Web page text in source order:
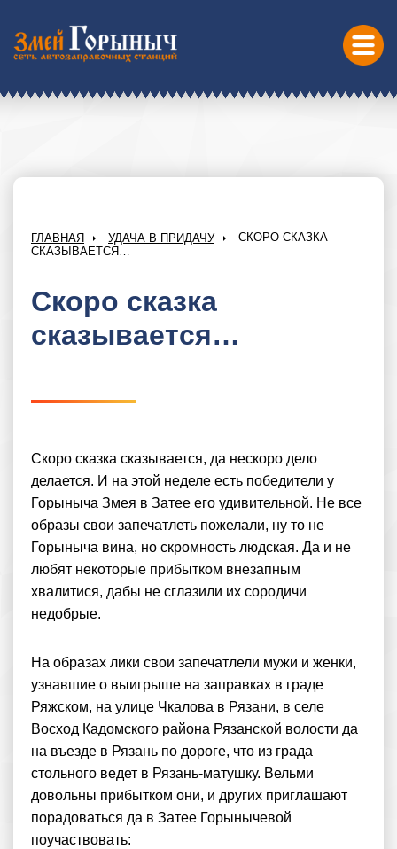
ГЛАВНАЯ УДАЧА В ПРИДАЧУ
СКОРО СКАЗКА
СКАЗЫВАЕТСЯ…
Скоро сказка
сказывается…
Скоро сказка сказывается, да нескоро дело
делается. И на этой неделе есть победители у
Горыныча Змея в Затее его удивительной. Не все
образы свои запечатлеть пожелали, ну то не
Горыныча вина, но скромность людская. Да и не
любят некоторые прибытком внезапным
хвалитися, дабы не сглазили их сородичи
недобрые.
На образах лики свои запечатлели мужи и женки,
узнавшие о выигрыше на заправках в граде
Ряжском, на улице Чкалова в Рязани, в селе
Восход Кадомского района Рязанской волости да
на въезде в Рязань по дороге, что из града
стольного ведет в Рязань-матушку. Вельми
довольны прибытком они, и других приглашают
порадоваться да в Затее Горынычевой
поучаствовать: